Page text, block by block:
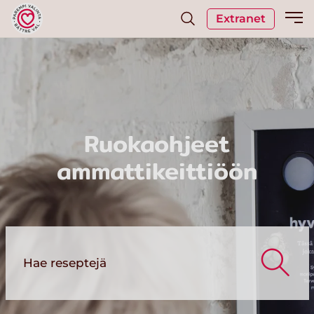
Extranet
Ruokaohjeet
ammattikeittiöön